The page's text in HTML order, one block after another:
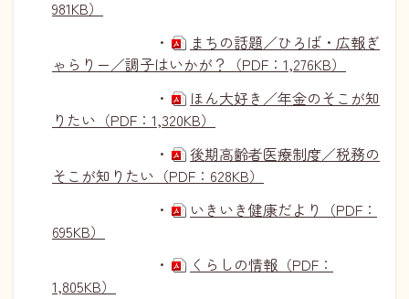
981KB）
・
まちの話題／ひろば・広報ぎ
ゃらりー／調子はいかが？（PDF：1,276KB）
・
ほん大好き／年金のそこが知
りたい（PDF：1,320KB）
・
後期高齢者医療制度／税務の
そこが知りたい（PDF：628KB）
・
いきいき健康だより（PDF：
695KB）
・
くらしの情報（PDF：
1,805KB）